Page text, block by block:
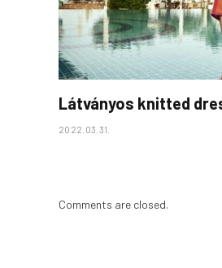
Látványos knitted
2022.03.31.
Comments are closed.